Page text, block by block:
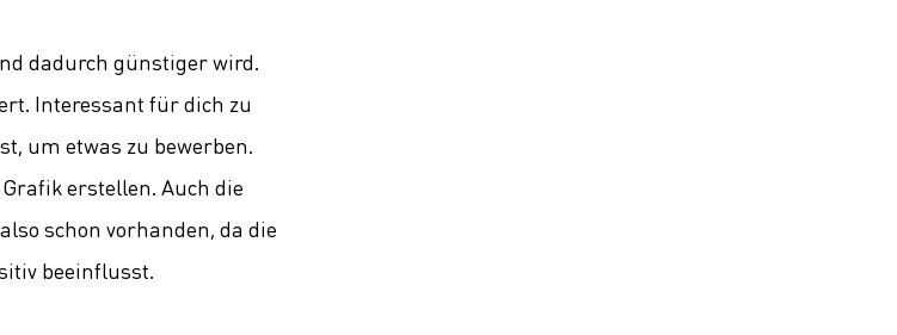
dadurch günstiger wird.
Interessant für dich zu
um etwas zu bewerben.
erstellen. Auch die
schon vorhanden, da die
beeinflusst.